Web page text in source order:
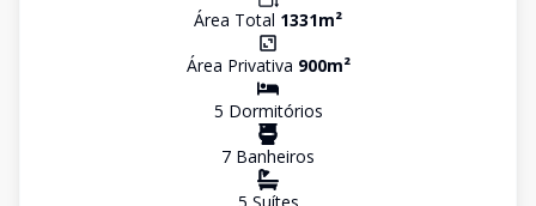
Área Total 1331m²
Área Privativa 900m²
5 Dormitórios
7 Banheiros